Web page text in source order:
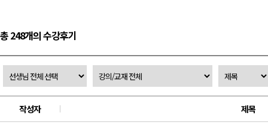
총 248개의 수강후기
작성자 제목